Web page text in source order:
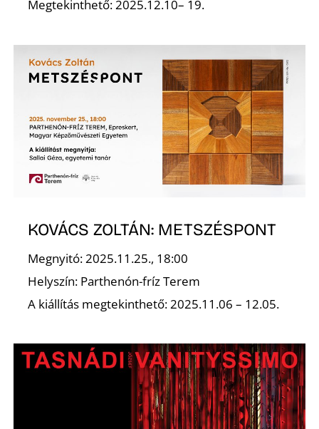
Megtekinthető: 2025.12.10– 19.
KOVÁCS ZOLTÁN: METSZÉSPONT
Megnyitó: 2025.11.25., 18:00
Helyszín: Parthenón-fríz Terem
A kiállítás megtekinthető: 2025.11.06 – 12.05.